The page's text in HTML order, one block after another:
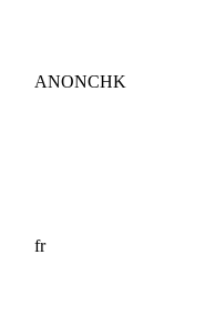
ANONCHK
fr